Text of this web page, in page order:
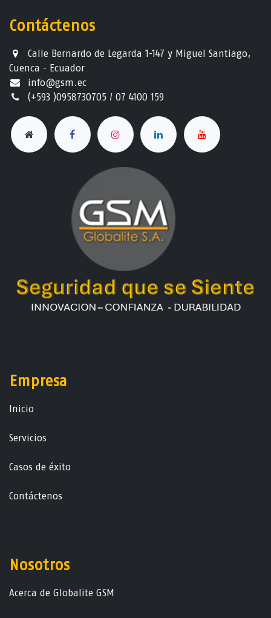
Contáctenos
Calle Bernardo de Legarda 1-147 y Miguel Santiago,
Cuenca - Ecuador
info@gsm.ec​
(+593 )0958730705 / 07 4100 159
Empresa
Ini​ci​o
Servicios
Casos de éxito
Contáctenos
Nosotros
Acerca de Globalite GSM